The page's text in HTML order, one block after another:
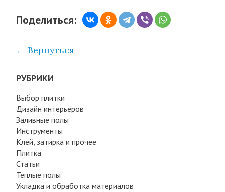
Поделиться:
← Вернуться
РУБРИКИ
Выбор плитки
Дизайн интерьеров
Заливные полы
Инструменты
Клей, затирка и прочее
Плитка
Статьи
Теплые полы
Укладка и обработка материалов